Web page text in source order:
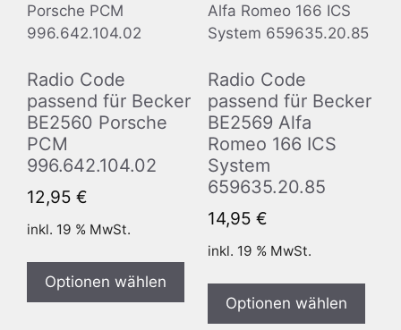
Radio Code
passend für Becker
BE2560 Porsche
PCM
996.642.104.02
12,95 €
inkl. 19 % MwSt.
Optionen wählen
Radio Code
passend für Becker
BE2569 Alfa
Romeo 166 ICS
System
659635.20.85
14,95 €
inkl. 19 % MwSt.
Optionen wählen